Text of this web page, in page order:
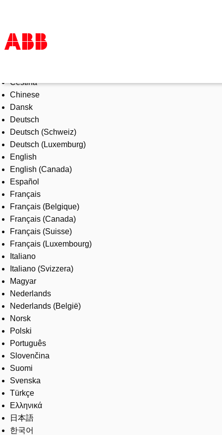
Products & Solutions
Industries
Services
About us
Where to buy
Contact us
Careers
Čeština
Chinese
Dansk
Deutsch
Deutsch (Schweiz)
Deutsch (Luxemburg)
English
English (Canada)
Español
Français
Français (Belgique)
Français (Canada)
Français (Suisse)
Français (Luxembourg)
Italiano
Italiano (Svizzera)
Magyar
Nederlands
Nederlands (België)
Norsk
Polski
Português
Slovenčina
Suomi
Svenska
Türkçe
Ελληνικά
日本語
한국어